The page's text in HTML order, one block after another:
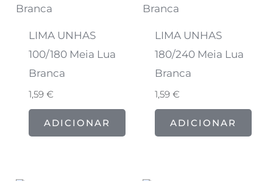
LIMA UNHAS
100/180 Meia Lua
Branca
1,59 €
ADICIONAR
LIMA UNHAS
180/240 Meia Lua
Branca
1,59€
ADICIONAR